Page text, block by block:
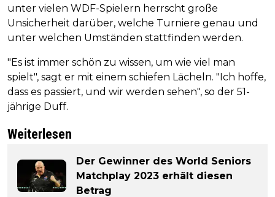
unter vielen WDF-Spielern herrscht große
Unsicherheit darüber, welche Turniere genau und
unter welchen Umständen stattfinden werden.
"Es ist immer schön zu wissen, um wie viel man
spielt", sagt er mit einem schiefen Lächeln. "Ich hoffe,
dass es passiert, und wir werden sehen", so der 51-
jährige Duff.
Weiterlesen
Der Gewinner des World Seniors
Matchplay 2023 erhält diesen
Betrag